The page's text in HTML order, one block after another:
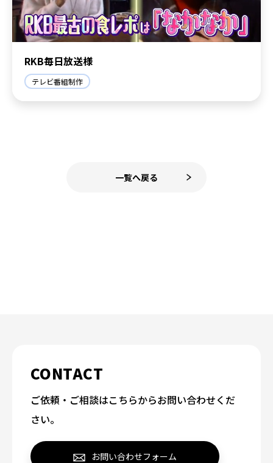
RKB毎日放送様
テレビ番組制作
一覧へ戻る
CONTACT
ご依頼・ご相談はこちらからお問い合わせくだ
さい。
お問い合わせフォーム